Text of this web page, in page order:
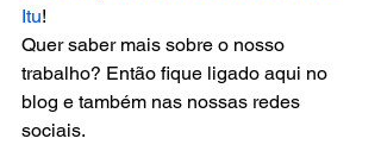
Itu!
Quer saber mais sobre o nosso
trabalho? Então fique ligado aqui no
blog e também nas nossas redes
sociais.